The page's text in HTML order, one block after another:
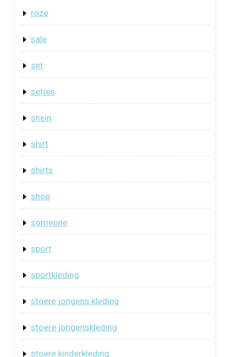
roze
sale
set
setjes
shein
shirt
shirts
shop
someone
sport
sportkleding
stoere jongens kleding
stoere jongenskleding
stoere kinderkleding